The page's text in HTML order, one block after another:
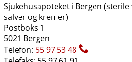
Sjukehusapoteket i Bergen
salver og kremer)
Postboks 1
5021 Bergen
Telefon: 55 97 53 48